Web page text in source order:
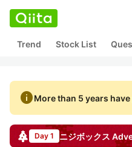
Trend Stock List
infoMore than 5 years
Day 1 ニジボックス